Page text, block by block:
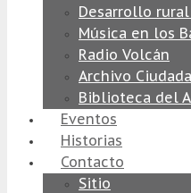
Desarrollo
Música en los
Radio Volcán
Archivo
Biblioteca del
Eventos
Historias
Contacto
Sitio